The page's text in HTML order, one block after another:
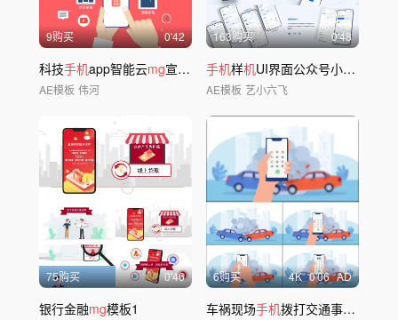
9购买 0'42
科技手机app智能云mg宣传片
AE模板 伟河
163购买 0'48
手机样机UI界面公众号小程序APP展示
AE模板 艺小六飞
75购买 0'46
银行金融mg模板1
6购买 4K 0'06 AD
车祸现场手机拨打交通事故报警电话